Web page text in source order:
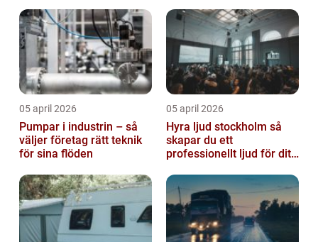
05 april 2026
Pumpar i industrin – så
väljer företag rätt teknik
för sina flöden
05 april 2026
Hyra ljud stockholm så
skapar du ett
professionellt ljud för ditt